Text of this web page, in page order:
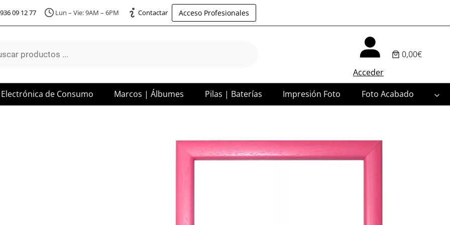
09 12 77 Lun – Vie: 9AM – 6PM Contactar Acceso Profesionales
Acceder
0,00€
Electrónica de Consumo Marcos | Álbumes Pilas | Baterías Impresión Foto Foto Acabado